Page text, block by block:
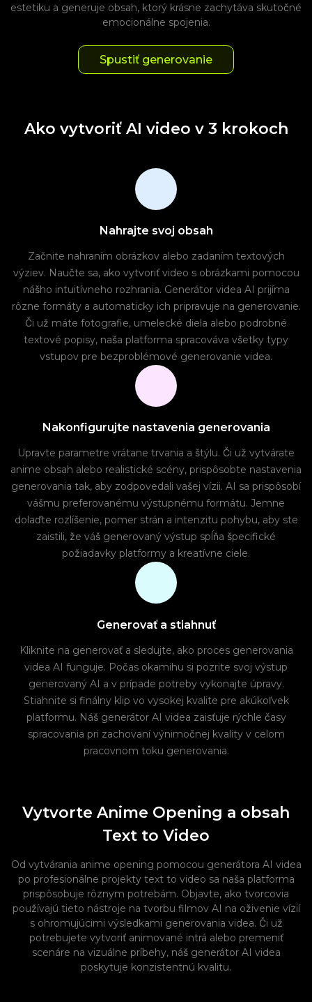
estetiku a generuje obsah, ktorý krásne zachytáva skutočné
emocionálne spojenia.
Spustiť generovanie
Ako vytvoriť AI video v 3 krokoch
Nahrajte svoj obsah
Začnite nahraním obrázkov alebo zadaním textových
výziev. Naučte sa, ako vytvoriť video s obrázkami pomocou
nášho intuitívneho rozhrania. Generátor videa AI prijíma
rôzne formáty a automaticky ich pripravuje na generovanie.
Či už máte fotografie, umelecké diela alebo podrobné
textové popisy, naša platforma spracováva všetky typy
vstupov pre bezproblémové generovanie videa.
Nakonfigurujte nastavenia generovania
Upravte parametre vrátane trvania a štýlu. Či už vytvárate
anime obsah alebo realistické scény, prispôsobte nastavenia
generovania tak, aby zodpovedali vašej vízii. AI sa prispôsobí
vášmu preferovanému výstupnému formátu. Jemne
dolaďte rozlíšenie, pomer strán a intenzitu pohybu, aby ste
zaistili, že váš generovaný výstup spĺňa špecifické
požiadavky platformy a kreatívne ciele.
Generovať a stiahnuť
Kliknite na generovať a sledujte, ako proces generovania
videa AI funguje. Počas okamihu si pozrite svoj výstup
generovaný AI a v prípade potreby vykonajte úpravy.
Stiahnite si finálny klip vo vysokej kvalite pre akúkoľvek
platformu. Náš generátor AI videa zaisťuje rýchle časy
spracovania pri zachovaní výnimočnej kvality v celom
pracovnom toku generovania.
Vytvorte Anime Opening a obsah
Text to Video
Od vytvárania anime opening pomocou generátora AI videa
po profesionálne projekty text to video sa naša platforma
prispôsobuje rôznym potrebám. Objavte, ako tvorcovia
používajú tieto nástroje na tvorbu filmov AI na oživenie vízií
s ohromujúcimi výsledkami generovania videa. Či už
potrebujete vytvoriť animované intrá alebo premeniť
scenáre na vizuálne príbehy, náš generátor AI videa
poskytuje konzistentnú kvalitu.